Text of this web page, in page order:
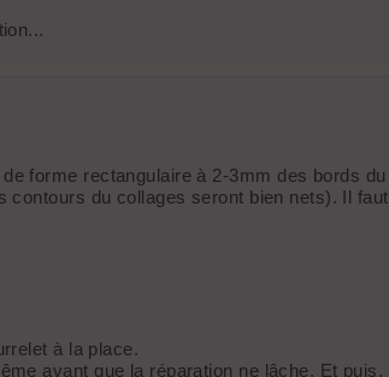
forme rectangulaire à 2-3mm des bords du
du collages seront bien nets). Il
à la place.
avant que la réparation ne lâche. Et